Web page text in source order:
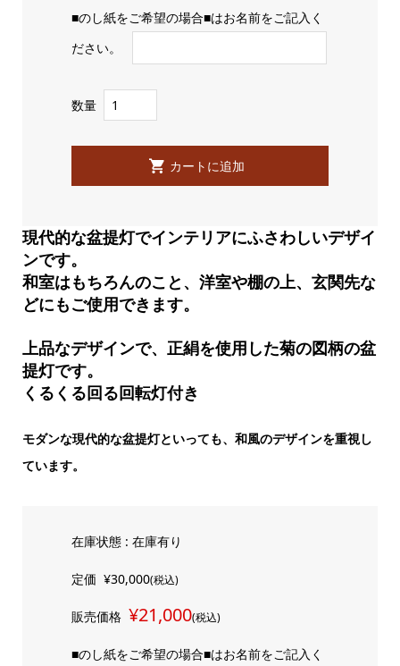
■のし紙をご希望の場合■はお名前をご記入く
ださい。
数量
現代的な盆提灯でインテリアにふさわしいデザイ
ンです。
和室はもちろんのこと、洋室や棚の上、玄関先な
どにもご使用できます。
上品なデザインで、正絹を使用した菊の図柄の盆
提灯です。
くるくる回る回転灯付き
モダンな現代的な盆提灯といっても、和風のデザインを重視し
ています。
在庫状態 : 在庫有り
定価 ¥30,000(税込)
販売価格 ¥21,000(税込)
■のし紙をご希望の場合■はお名前をご記入く